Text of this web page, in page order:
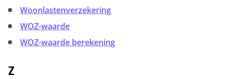
Woonlastenverzekering
WOZ-waarde
WOZ-waarde berekening
Z